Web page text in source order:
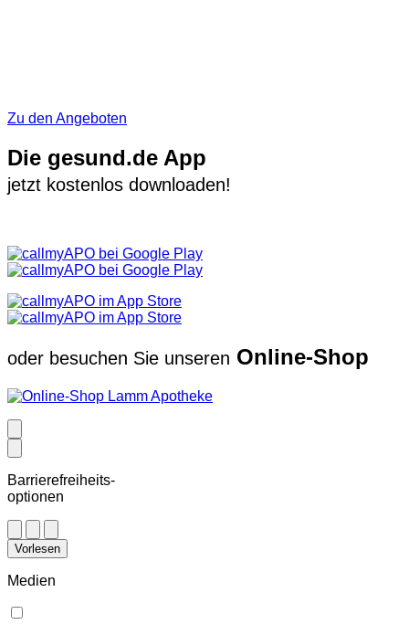
Zu den Angeboten
Die gesund.de App
jetzt kostenlos downloaden!
oder besuchen Sie unseren Online-Shop
Barrierefreiheits-
optionen
Vorlesen
Medien